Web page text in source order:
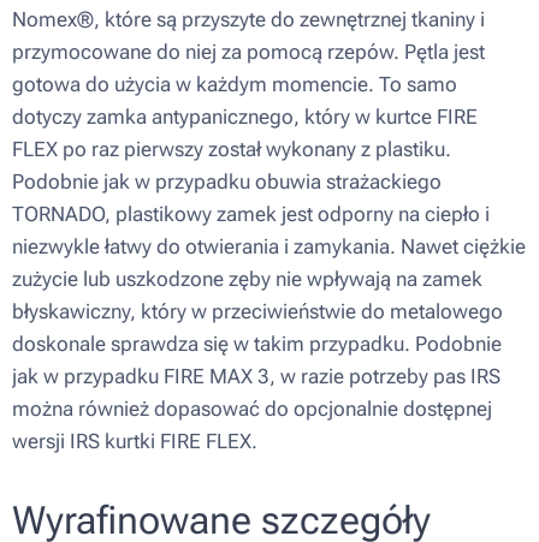
Nomex®, które są przyszyte do zewnętrznej tkaniny i
przymocowane do niej za pomocą rzepów. Pętla jest
gotowa do użycia w każdym momencie. To samo
dotyczy zamka antypanicznego, który w kurtce FIRE
FLEX po raz pierwszy został wykonany z plastiku.
Podobnie jak w przypadku obuwia strażackiego
TORNADO, plastikowy zamek jest odporny na ciepło i
niezwykle łatwy do otwierania i zamykania. Nawet ciężkie
zużycie lub uszkodzone zęby nie wpływają na zamek
błyskawiczny, który w przeciwieństwie do metalowego
doskonale sprawdza się w takim przypadku. Podobnie
jak w przypadku FIRE MAX 3, w razie potrzeby pas IRS
można również dopasować do opcjonalnie dostępnej
wersji IRS kurtki FIRE FLEX.
Wyrafinowane szczegóły